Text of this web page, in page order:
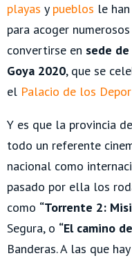
playas y pueblos le
para acoger numerosos
convertirse en sede
Goya 2020, que se
el Palacio de los
Y es que la provincia
todo un referente
nacional como
pasado por ella los
como “Torrente 2:
Segura, o “El camino
Banderas. A las que